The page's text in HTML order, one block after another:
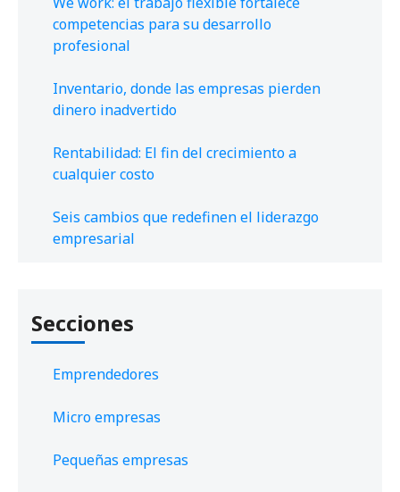
competencias para su desarrollo
profesional
Inventario, donde las empresas pierden
dinero inadvertido
Rentabilidad: El fin del crecimiento a
cualquier costo
Seis cambios que redefinen el liderazgo
empresarial
Secciones
Emprendedores
Micro empresas
Pequeñas empresas